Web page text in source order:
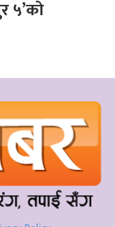
५’को